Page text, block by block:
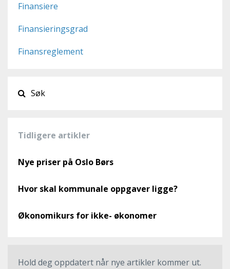
Finansiere
Finansieringsgrad
Finansreglement
Tidligere artikler
Nye priser på Oslo Børs
Hvor skal kommunale oppgaver ligge?
Økonomikurs for ikke- økonomer
Hold deg oppdatert når nye artikler kommer ut.